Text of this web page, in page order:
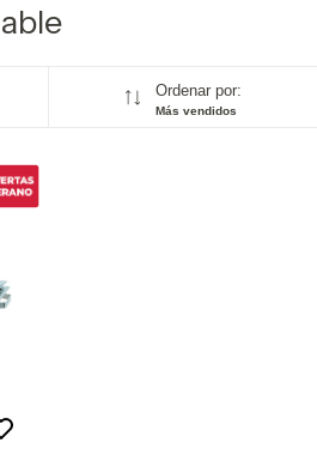
Ordenar por:
Más vendidos